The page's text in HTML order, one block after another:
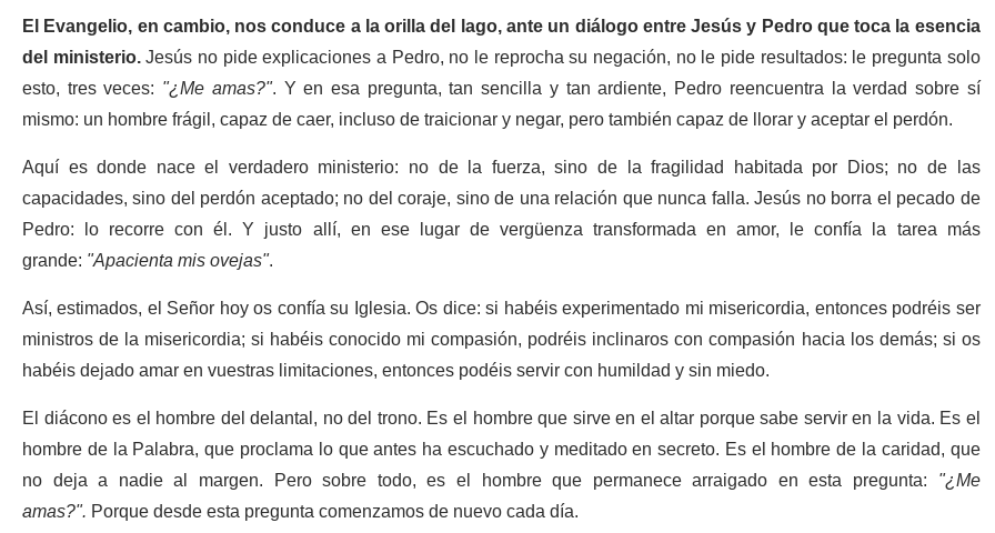
El Evangelio, en cambio, nos conduce a la orilla del lago, ante un diálogo entre Jesús y Pedro que toca la esencia
del ministerio.Jesús no pide explicaciones a Pedro, no le reprocha su negación, no le pide resultados: le pregunta solo
esto, tres veces: "¿Me amas?". Y en esa pregunta, tan sencilla y tan ardiente, Pedro reencuentra la verdad sobre sí
mismo: un hombre frágil, capaz de caer, incluso de traicionar y negar, pero también capaz de llorar y aceptar el perdón.
Aquí es donde nace el verdadero ministerio: no de la fuerza, sino de la fragilidad habitada por Dios; no de las
capacidades, sino del perdón aceptado; no del coraje, sino de una relación que nunca falla. Jesús no borra el pecado de
Pedro: lo recorre con él. Y justo allí, en ese lugar de vergüenza transformada en amor, le confía la tarea más
grande:"Apacienta mis ovejas".
Así, estimados, el Señor hoy os confía su Iglesia. Os dice: si habéis experimentado mi misericordia, entonces podréis ser
ministros de la misericordia; si habéis conocido mi compasión, podréis inclinaros con compasión hacia los demás; si os
habéis dejado amar en vuestras limitaciones, entonces podéis servir con humildad y sin miedo.
El diácono es el hombre del delantal, no del trono. Es el hombre que sirve en el altar porque sabe servir en la vida. Es el
hombre de la Palabra, que proclama lo que antes ha escuchado y meditado en secreto. Es el hombre de la caridad, que
no deja a nadie al margen. Pero sobre todo, es el hombre que permanece arraigado en esta pregunta: "¿Me
amas?".Porque desde esta pregunta comenzamos de nuevo cada día.